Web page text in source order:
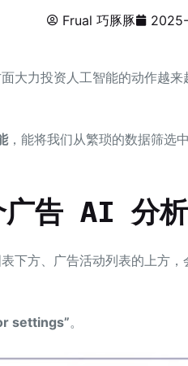
Frual 巧豚豚
大力投资人工智能的动作越
，能将我们从繁琐的数据筛选
广告 AI 分析
下方、广告活动列表的上方
settings”。